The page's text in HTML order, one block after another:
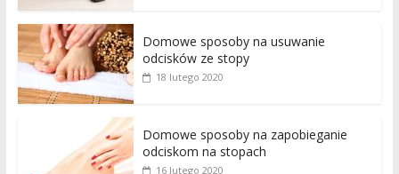
Domowe sposoby na usuwanie
odcisków ze stopy
18 lutego 2020
Domowe sposoby na zapobieganie
odciskom na stopach
16 lutego 2020